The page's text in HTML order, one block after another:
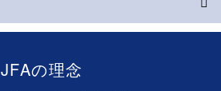
JFAの理念